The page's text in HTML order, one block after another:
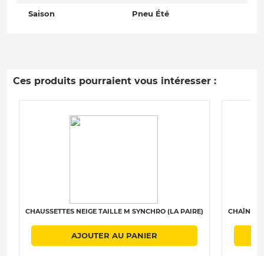
Saison Pneu Été
Ces produits pourraient vous intéresser :
CHAUSSETTES NEIGE TAILLE M SYNCHRO (LA PAIRE)
AJOUTER AU PANIER
CHAÎNES